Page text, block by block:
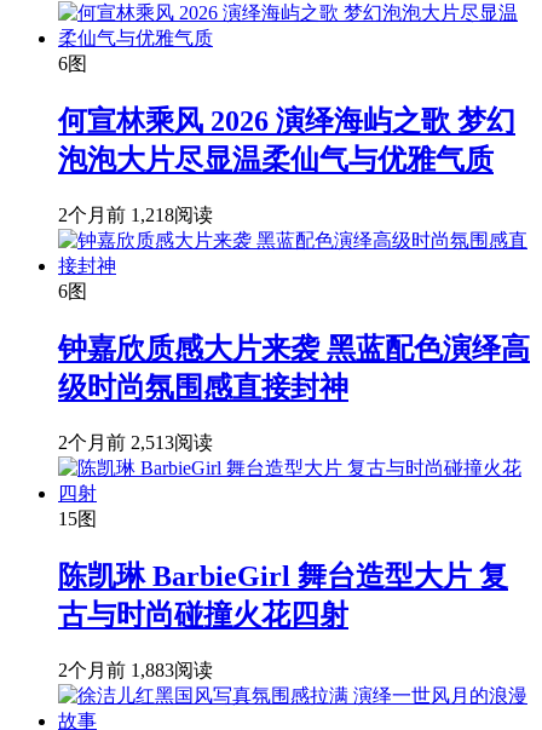
6图
何宣林乘风 2026 演绎海屿之歌 梦幻
泡泡大片尽显温柔仙气与优雅气质
2个月前 1,218阅读
6图
钟嘉欣质感大片来袭 黑蓝配色演绎高
级时尚氛围感直接封神
2个月前 2,513阅读
15图
陈凯琳 BarbieGirl 舞台造型大片 复
古与时尚碰撞火花四射
2个月前 1,883阅读